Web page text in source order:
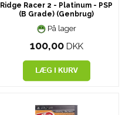
Ridge Racer 2 - Platinum - PSP
(B Grade) (Genbrug)
På lager
100,00 DKK